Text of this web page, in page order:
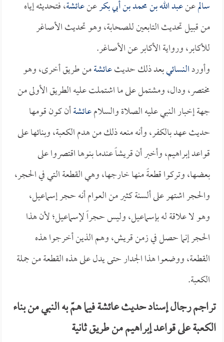
سالمعنعبد الله بن محمد بن أبي بكرعنعائشة، فتحديثه إياه
من قبيل تحديث التابعين للصحابة، وهو تحديث الأصاغر
للأكابر، ورواية الأكابر عن الأصاغر.
وأوردالنسائيبعد ذلك حديثعائشةمن طريق أخرى، وهو
مختصر، ودال، ومشتمل على ما اشتملت عليه الطريق الأولى من
جهة إخبار النبي عليه الصلاة والسلامعائشةأن كون قومها
حديث عهد بالكفر، وأنه منعه ذلك من هدم الكعبة، وبنائها على
قواعد إبراهيم، وأخبر أن قريشاً عندما بنوها اقتصروا على
بعضها، وتركوا قطعةً منها خارجها، وهي القطعة التي في الحجر،
والحجر اشتهر على ألسنة كثير من العوام أنه حجر إسماعيل،
وهو لا علاقة له بإسماعيل، وليس حجراً لإسماعيل؛ لأن هذا
الحجر إنما حصل في زمن قريش، وهم الذين أخرجوا هذه
القطعة، ووضعوا هذا الجدار حتى يدل على هذه القطعة من جملة
الكعبة.
تراجم رجال إسناد حديث عائشة فيما همّ به النبي من بناء
الكعبة على قواعد إبراهيم من طريق ثانية